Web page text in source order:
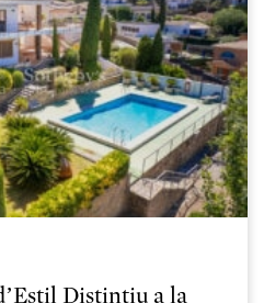
Distintiu a la